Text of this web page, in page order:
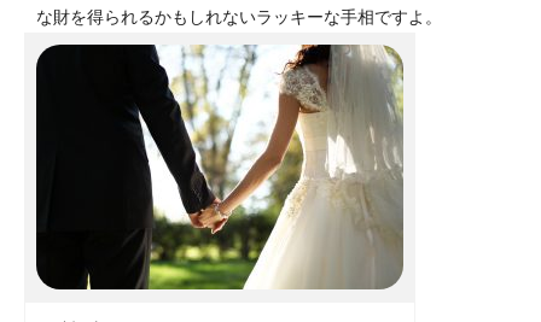
な財を得られるかもしれないラッキーな手相ですよ。